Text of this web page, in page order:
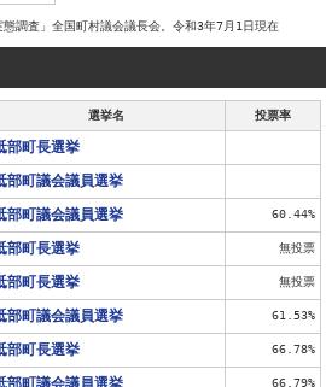
調査」全国町村議会議長会。令和3年7月1日現在
選挙名 投票率
部町長選挙
部町議会議員選挙
部町議会議員選挙 60.44%
部町長選挙 無投票
部町長選挙 無投票
部町議会議員選挙 61.53%
部町長選挙 66.78%
部町議会議員選挙 66.79%